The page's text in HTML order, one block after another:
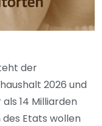
der
2026 und
14 Milliarden
des Etats wollen